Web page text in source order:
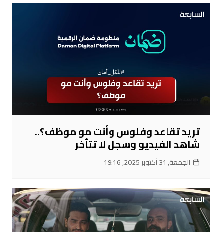
تريد تقاعد وفلوس وأنت مو موظف؟..
شاهد الفيديو وسجل لا تتأخر
الجمعة, 31 أكتوبر 2025, 19:16